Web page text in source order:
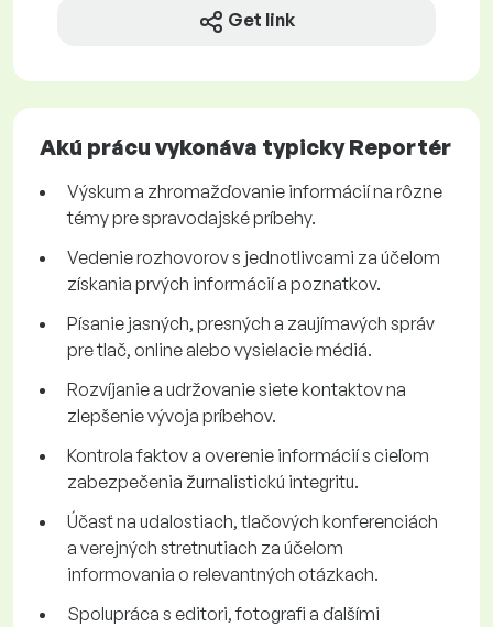
Get link
Akú prácu vykonáva typicky Reportér
Výskum a zhromažďovanie informácií na rôzne
témy pre spravodajské príbehy.
Vedenie rozhovorov s jednotlivcami za účelom
získania prvých informácií a poznatkov.
Písanie jasných, presných a zaujímavých správ
pre tlač, online alebo vysielacie médiá.
Rozvíjanie a udržovanie siete kontaktov na
zlepšenie vývoja príbehov.
Kontrola faktov a overenie informácií s cieľom
zabezpečenia žurnalistickú integritu.
Účasť na udalostiach, tlačových konferenciách
a verejných stretnutiach za účelom
informovania o relevantných otázkach.
Spolupráca s editori, fotografi a ďalšími